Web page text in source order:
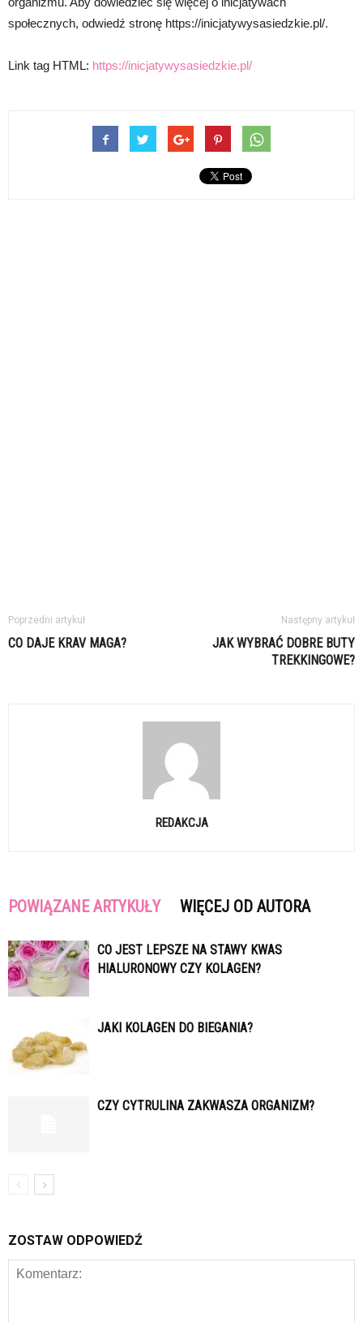
społecznych, odwiedź stronę https://inicjatywysasiedzkie.pl/.
Link tag HTML: https://inicjatywysasiedzkie.pl/
Poprzedni artykuł
CO DAJE KRAV MAGA?
Następny artykuł
JAK WYBRAĆ DOBRE BUTY
TREKKINGOWE?
REDAKCJA
POWIĄZANE ARTYKUŁY WIĘCEJ OD AUTORA
CO JEST LEPSZE NA STAWY KWAS
HIALURONOWY CZY KOLAGEN?
JAKI KOLAGEN DO BIEGANIA?
CZY CYTRULINA ZAKWASZA ORGANIZM?
ZOSTAW ODPOWIEDŹ